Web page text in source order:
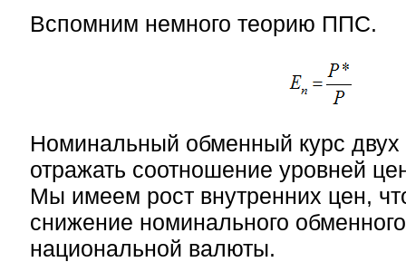
Вспомним немного теорию ППС.
Номинальный обменный курс двух
отражать соотношение уровней
Мы имеем рост внутренних цен,
снижение номинального
национальной валюты.